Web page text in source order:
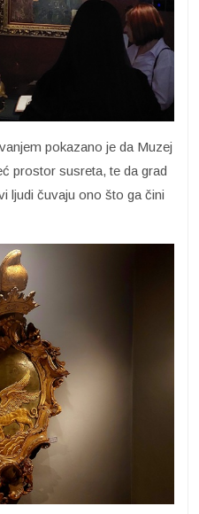
pokazano je da Muzej
prostor susreta, te da grad
ljudi čuvaju ono što ga čini